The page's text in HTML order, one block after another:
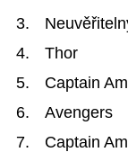
Thor
Captain
Avengers
Captain